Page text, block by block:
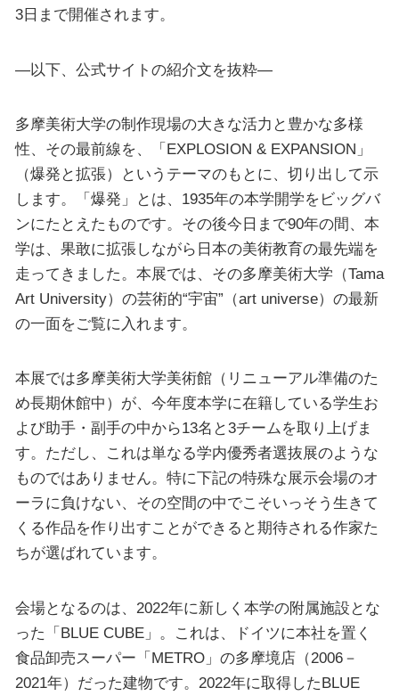
3日まで開催されます。
—以下、公式サイトの紹介文を抜粋—
多摩美術大学の制作現場の大きな活力と豊かな多様
性、その最前線を、「EXPLOSION & EXPANSION」
（爆発と拡張）というテーマのもとに、切り出して示
します。「爆発」とは、1935年の本学開学をビッグバ
ンにたとえたものです。その後今日まで90年の間、本
学は、果敢に拡張しながら日本の美術教育の最先端を
走ってきました。本展では、その多摩美術大学（Tama
Art University）の芸術的“宇宙”（art universe）の最新
の一面をご覧に入れます。
本展では多摩美術大学美術館（リニューアル準備のた
め長期休館中）が、今年度本学に在籍している学生お
よび助手・副手の中から13名と3チームを取り上げま
す。ただし、これは単なる学内優秀者選抜展のような
ものではありません。特に下記の特殊な展示会場のオ
ーラに負けない、その空間の中でこそいっそう生きて
くる作品を作り出すことができると期待される作家た
ちが選ばれています。
会場となるのは、2022年に新しく本学の附属施設とな
った「BLUE CUBE」。これは、ドイツに本社を置く
食品卸売スーパー「METRO」の多摩境店（2006－
2021年）だった建物です。2022年に取得したBLUE